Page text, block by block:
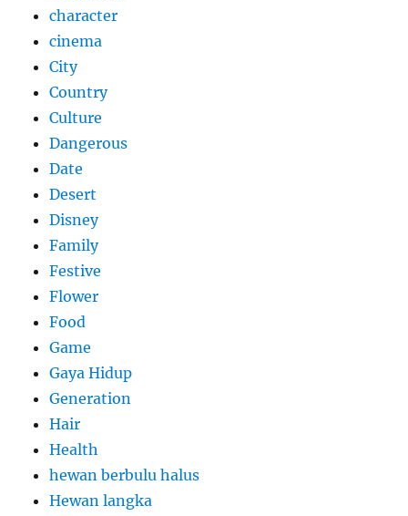
character
cinema
City
Country
Culture
Dangerous
Date
Desert
Disney
Family
Festive
Flower
Food
Game
Gaya Hidup
Generation
Hair
Health
hewan berbulu halus
Hewan langka